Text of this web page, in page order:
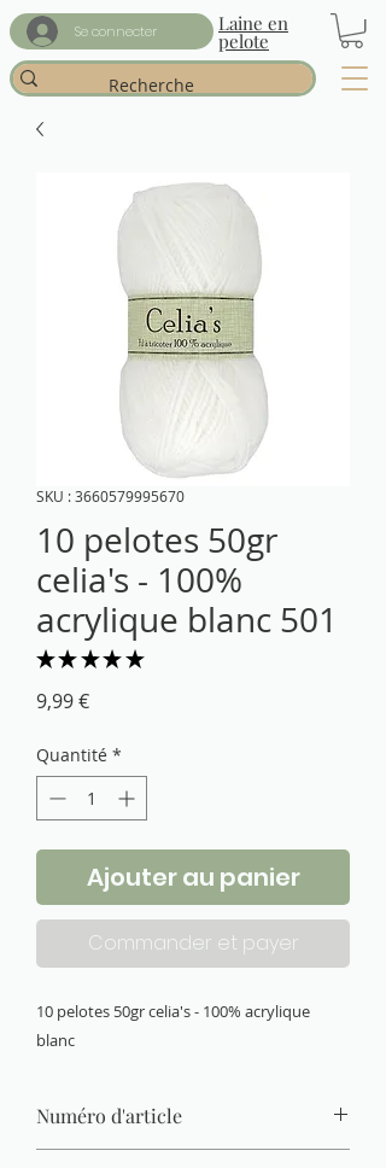
Se connecter Laine en
pelote
SKU : 3660579995670
10 pelotes 50gr
celia's - 100%
acrylique blanc 501
★ ★ ★ ★ ★
9,99 €Prix
Quantité *
Ajouter au panier
Commander et payer
10 pelotes 50gr celia's - 100% acrylique
blanc
Numéro d'article